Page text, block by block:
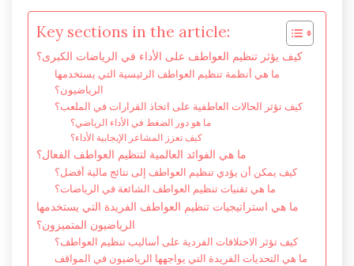
Key sections in the article:
كيف يؤثر تنظيم العواطف على الأداء في الرياضات الكبرى؟
ما هي أنظمة تنظيم العواطف الرئيسية التي يستخدمها
الرياضيون؟
كيف تؤثر الحالات العاطفية على اتخاذ القرارات في الملعب؟
ما هو دور الضغط في الأداء الرياضي؟
كيف تعزز المشاعر الإيجابية الأداء؟
ما هي الفوائد العالمية لتنظيم العواطف الفعال؟
كيف يمكن أن يؤدي تنظيم العواطف إلى نتائج مالية أفضل؟
ما هي تقنيات تنظيم العواطف الشائعة في الرياضات؟
ما هي استراتيجيات تنظيم العواطف الفريدة التي يستخدمها
الرياضيون المتميزون؟
كيف تؤثر الاختلافات الفردية على أساليب تنظيم العواطف؟
ما هي التحديات الفريدة التي يواجهها الرياضيون في المواقف